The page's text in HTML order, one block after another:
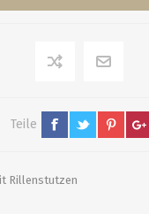
Teile
Rillenstutzen